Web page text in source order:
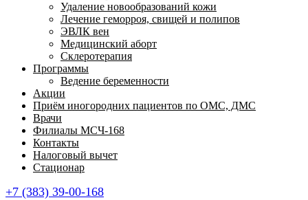
Удаление новообразований кожи
Лечение геморроя, свищей и полипов
ЭВЛК вен
Медицинский аборт
Склеротерапия
Программы
Ведение беременности
Акции
Приём иногородних пациентов по ОМС, ДМС
Врачи
Филиалы МСЧ-168
Контакты
Налоговый вычет
Стационар
+7 (383) 39-00-168